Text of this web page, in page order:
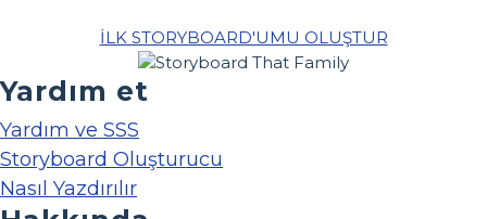
İLK STORYBOARD'UMU OLUŞTUR
Yardım et
Yardım ve SSS
Storyboard Oluşturucu
Nasıl Yazdırılır